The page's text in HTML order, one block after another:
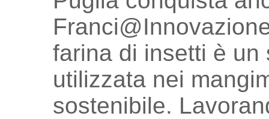
farina di insetti è
utilizzata nei
sostenibile.